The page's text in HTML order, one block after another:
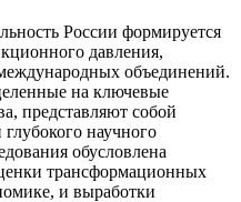
России формируется
давления,
объединений.
на ключевые
представляют собой
научного
обусловлена
трансформационных
и выработки